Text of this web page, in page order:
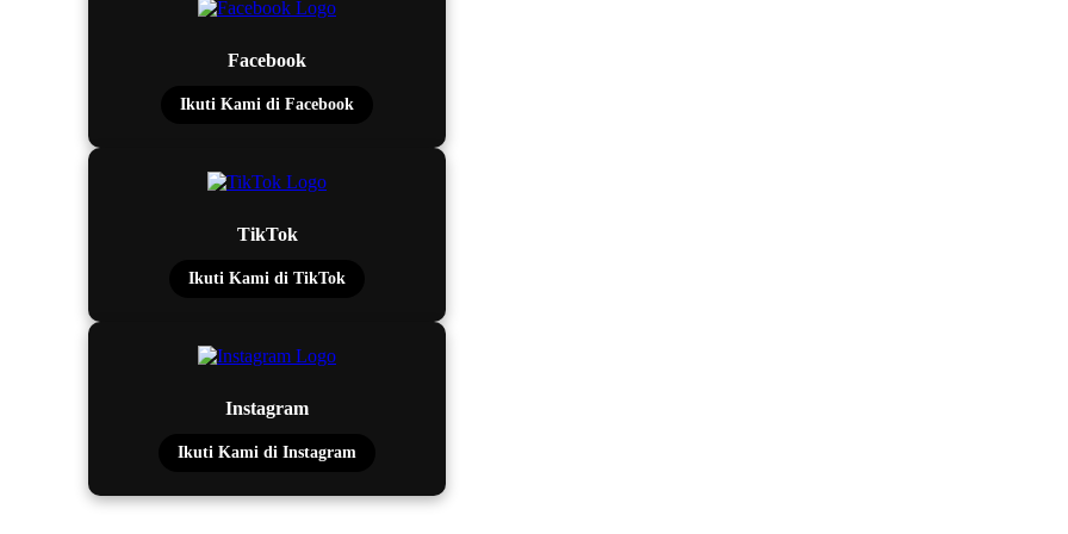
Facebook
Ikuti Kami di Facebook
TikTok
Ikuti Kami di TikTok
Instagram
Ikuti Kami di Instagram